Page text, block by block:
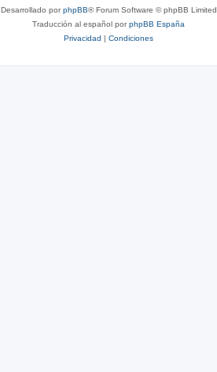
Desarrollado porphpBB® Forum Software © phpBB Limited
Traducción al español porphpBB España
Privacidad | Condiciones